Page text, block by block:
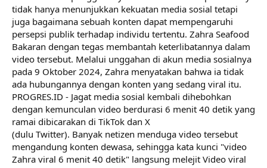
tidak hanya menunjukkan kekuatan media sosial tetapi
juga bagaimana sebuah konten dapat mempengaruhi
persepsi publik terhadap individu tertentu. Zahra Seafood
Bakaran dengan tegas membantah keterlibatannya dalam
video tersebut. Melalui unggahan di akun media sosialnya
pada 9 Oktober 2024, Zahra menyatakan bahwa ia tidak
ada hubungannya dengan konten yang sedang viral itu.
PROGRES.ID - Jagat media sosial kembali dihebohkan
dengan kemunculan video berdurasi 6 menit 40 detik yang
ramai dibicarakan di TikTok dan X
(dulu Twitter). Banyak netizen menduga video tersebut
mengandung konten dewasa, sehingga kata kunci "video
Zahra viral 6 menit 40 detik" langsung melejit Video viral